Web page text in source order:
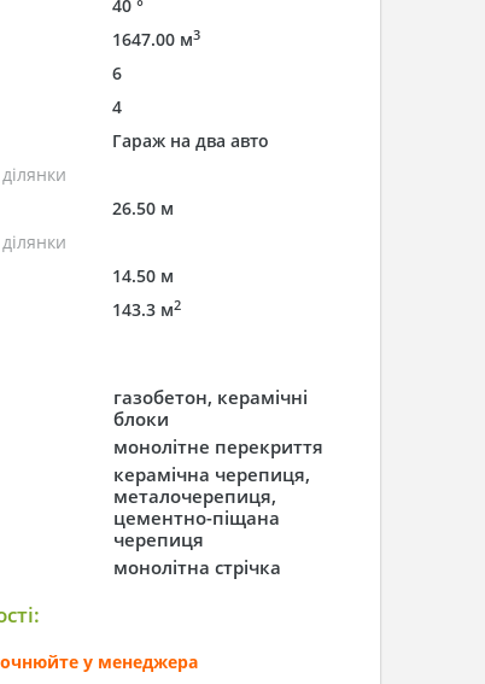
40 °
1647.00 м3
6
4
Гараж на два авто
26.50 м
14.50 м
143.3 м2
газобетон, керамічні
блоки
монолітне перекриття
керамічна черепиця,
металочерепиця,
цементно-піщана
черепиця
монолітна стрічка
у менеджера